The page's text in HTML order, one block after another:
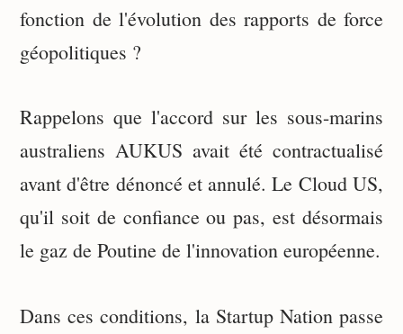
fonction de l'évolution des rapports de force
géopolitiques ?
Rappelons que l'accord sur les sous-marins
australiens AUKUS avait été contractualisé
avant d'être dénoncé et annulé. Le Cloud US,
qu'il soit de confiance ou pas, est désormais
le gaz de Poutine de l'innovation européenne.
Dans ces conditions, la Startup Nation passe